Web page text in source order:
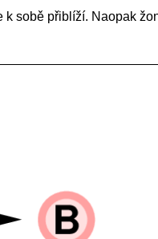
k sobě přiblíží. Naopak